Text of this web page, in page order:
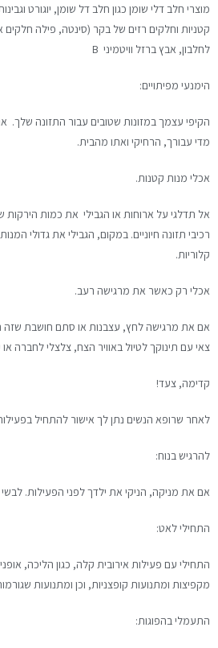
מוצרי חלב דלי שומן כגון חלב דל שומן, יוגורט
קטניות וחלקים רזים של בקר (סינטה, פילה חלקים
לחלבון, אבץ ברזל וויטמיני B
הימנעי מפיתויים:
הקיפי עצמך במזונות שטובים עבור התזונה שלך.
מדי עבורך, הרחיקי ואתו מהבית.
אכלי מנות קטנות.
אל תדלגי על ארוחות או הגבילי את כמות הירקות
רכיבי תזונה חיוניים. במקום, הגבילי את גדולי
קלוריות.
אכלי רק כאשר את מרגישה רעב.
אם את מרגישה לחץ, עצבנות או סתם חושבת שזה
צאי עם תינוקך לטיול באוויר הצח, צלצלי לחברה
קדימה, צעד!
לאחר שרופא הנשים נתן לך אישור להתחיל
להרגיש בנוח:
אם את מניקה, הניקי את ילדך לפני הפעילות. לבשי
התחילי לאט:
התחילי עם פעילות אירובית קלה, כגון הליכה,
מקפיצות ומתנועות קופצניות, וכן ומתנועות
התעמלי בהפוגות: